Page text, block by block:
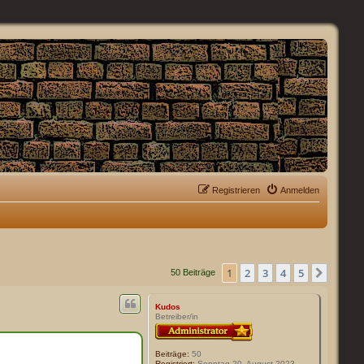
Anmelden
Registrieren
50 Beiträge 1 2 3 4 5
Kudos
Betreiber/in
Beiträge: 50